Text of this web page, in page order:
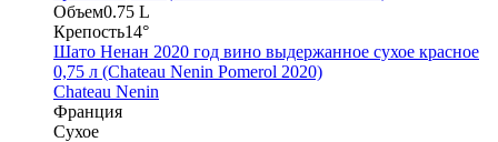
Объем0.75 L
Крепость14°
Шато Ненан 2020 год вино выдержанное сухое красное
0,75 л (Chateau Nenin Pomerol 2020)
Chateau Nenin
Франция
Сухое